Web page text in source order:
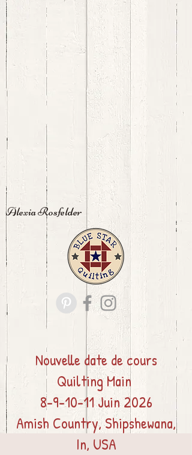
Alexia Rosfelder
Nouvelle date de cours
QuiltingMain
8-9-10-11 Juin 2026
Amish Country, Shipshewana,
In, USA